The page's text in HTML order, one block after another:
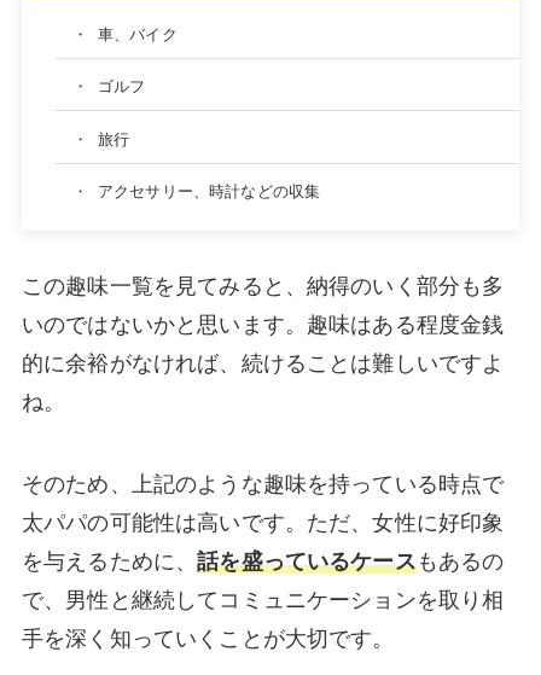
・ 車、バイク
・ ゴルフ
・ 旅行
・ アクセサリー、時計などの収集
この趣味一覧を見てみると、納得のいく部分も多
いのではないかと思います。趣味はある程度金銭
的に余裕がなければ、続けることは難しいですよ
ね。
そのため、上記のような趣味を持っている時点で
太パパの可能性は高いです。ただ、女性に好印象
を与えるために、話を盛っているケースもあるの
で、男性と継続してコミュニケーションを取り相
手を深く知っていくことが大切です。